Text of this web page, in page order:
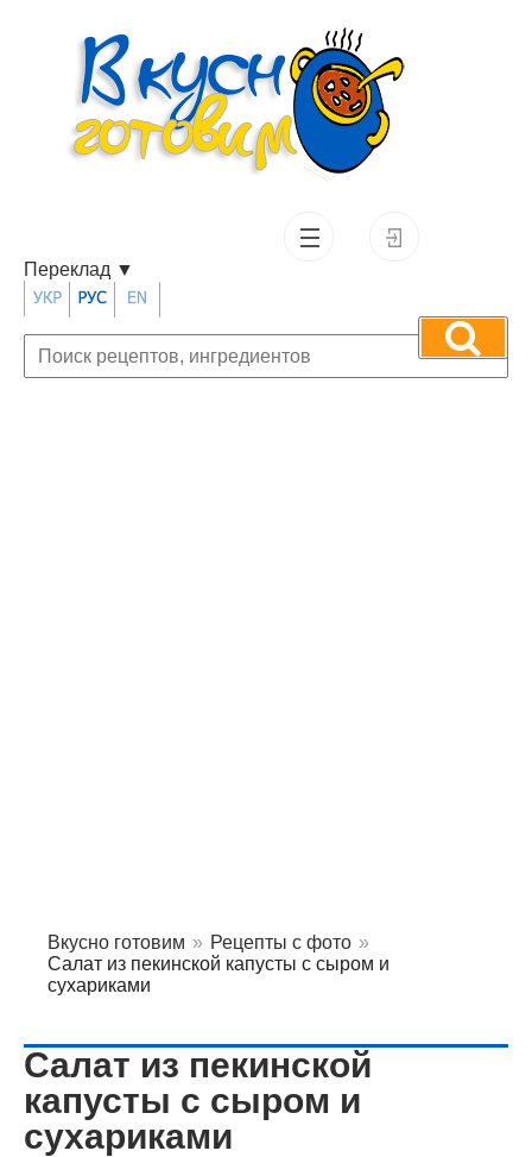
Переклад ▼
Вкусно готовим » Рецепты с фото »
Салат из пекинской капусты с сыром и
сухариками
Салат из пекинской
капусты с сыром и
сухариками